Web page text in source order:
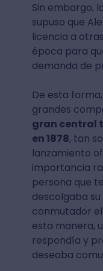
Sin embargo,
supuso que
licencia a
época para
demanda de
De esta
grandes
gran central
en 1878, tan
lanzamiento
importancia
persona que
descolgaba
conmutador
esta manera,
respondía y
deseaba